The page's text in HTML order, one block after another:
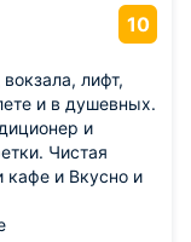
10
лифт,
и в душевных.
и
Чистая
кафе и Вкусно и